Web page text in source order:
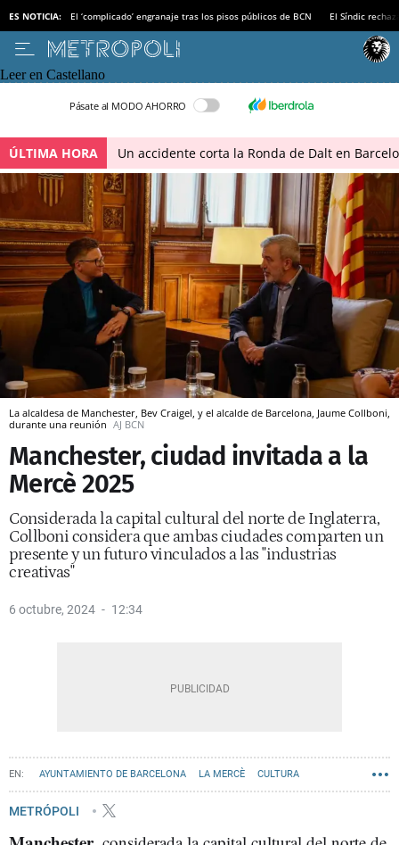
ES NOTICIA: El ‘complicado’ engranaje tras los pisos públicos de BCN El Síndic
Leer en Castellano
Pásate al MODO AHORRO
ÚLTIMA HORA Un accidente corta la Ronda de Dalt en
La alcaldesa de Manchester, Bev Craigel, y el alcalde de Barcelona, Jaume Collboni,
durante una reunión AJ BCN
Manchester, ciudad invitada a la
Mercè 2025
Considerada la capital cultural del norte de Inglaterra,
Collboni considera que ambas ciudades comparten un
presente y un futuro vinculados a las "industrias
creativas"
6 octubre, 2024 12:34
AYUNTAMIENTO DE BARCELONA LA MERCÈ CULTURA
METRÓPOLI